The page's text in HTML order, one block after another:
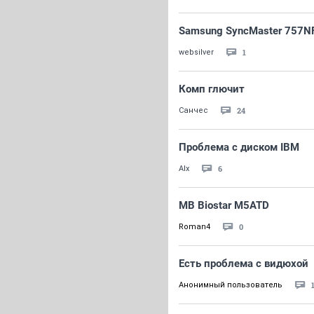
Samsung SyncMaster
websilver 1
Комп глючит
Санчес 24
Проблема с диском IBM
Alx 6
MB Biostar M5ATD
Roman4 0
Есть проблема с видюхой
Анонимный пользователь